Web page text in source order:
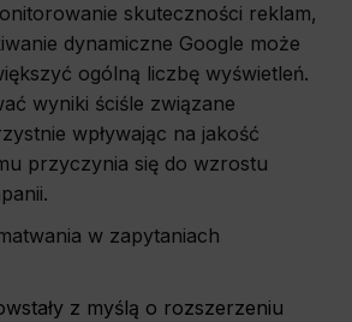
skuteczności reklam,
dynamiczne Google może
ogólną liczbę wyświetleń.
wyniki ściśle związane
wpływając na jakość
przyczynia się do wzrostu
w zapytaniach
z myślą o rozszerzeniu